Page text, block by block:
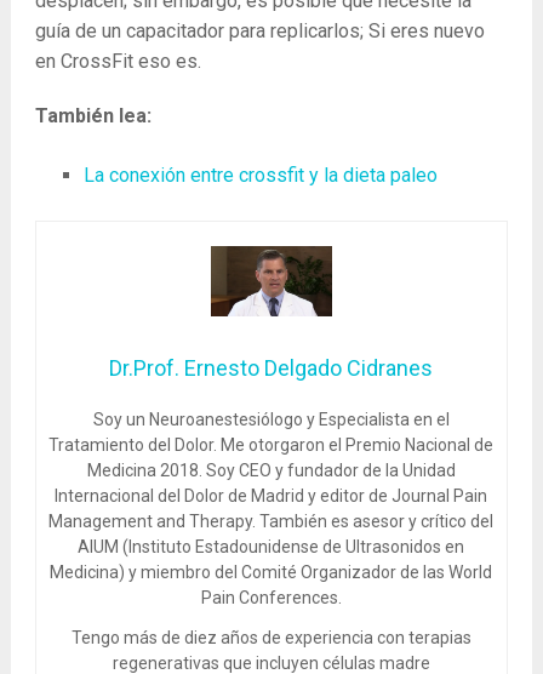
guía de un capacitador para replicarlos; Si eres nuevo
en CrossFit eso es.
También lea:
La conexión entre crossfit y la dieta paleo
Dr.Prof. Ernesto Delgado Cidranes
Soy un Neuroanestesiólogo y Especialista en el
Tratamiento del Dolor. Me otorgaron el Premio Nacional de
Medicina 2018. Soy CEO y fundador de la Unidad
Internacional del Dolor de Madrid y editor de Journal Pain
Management and Therapy. También es asesor y crítico del
AIUM (Instituto Estadounidense de Ultrasonidos en
Medicina) y miembro del Comité Organizador de las World
Pain Conferences.
Tengo más de diez años de experiencia con terapias
regenerativas que incluyen células madre